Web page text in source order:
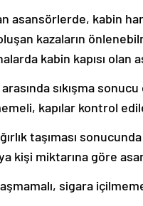
asansörlerde, kabin
kazaların
kabin kapısı
arasında sıkışma
kapılar kontrol
taşıması
kişi miktarına göre
sigara